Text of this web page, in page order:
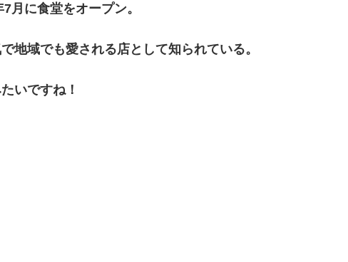
月に食堂をオープン。
地域でも愛される店として知られている。
いですね！